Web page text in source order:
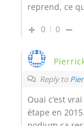
reprend, ce
0 0
Reply to
Ouai c’est
étape en